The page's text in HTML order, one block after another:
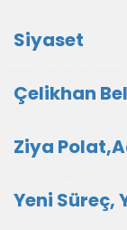
Siyaset
Çelikhan
Ziya
Yeni Süreç,